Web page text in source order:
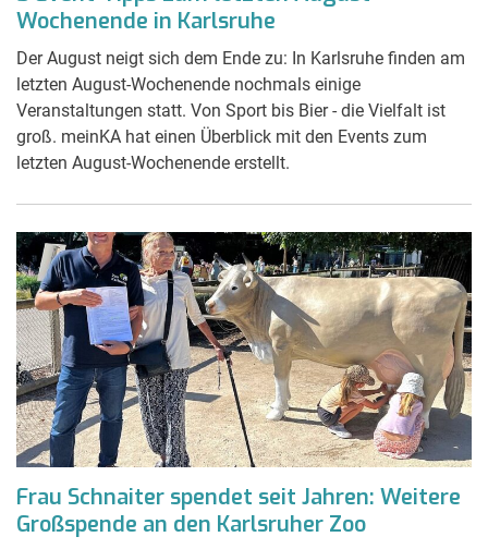
Wochenende in Karlsruhe
Der August neigt sich dem Ende zu: In Karlsruhe finden am
letzten August-Wochenende nochmals einige
Veranstaltungen statt. Von Sport bis Bier - die Vielfalt ist
groß. meinKA hat einen Überblick mit den Events zum
letzten August-Wochenende erstellt.
Frau Schnaiter spendet seit Jahren: Weitere
Großspende an den Karlsruher Zoo